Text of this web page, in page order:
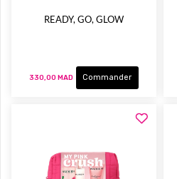
READY, GO, GLOW
330,00 MAD Commander